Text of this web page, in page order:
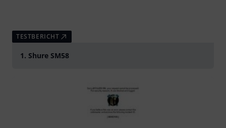
TESTBERICHT
1. Shure SM58